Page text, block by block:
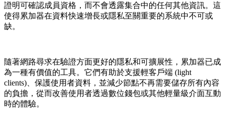
證明可確認成員資格，而不會透露集合中的任何其他資訊。這
使得累加器在資料快速增長或隱私至關重要的系統中不可或
缺。
隨著網路尋求在驗證方面更好的隱私和可擴展性，累加器已成
為一種有價值的工具。它們有助於支援輕客戶端 (light
clients)、保護使用者資料，並減少節點不再需要儲存所有內容
的負擔，從而改善使用者透過數位錢包或其他輕量級介面互動
時的體驗。